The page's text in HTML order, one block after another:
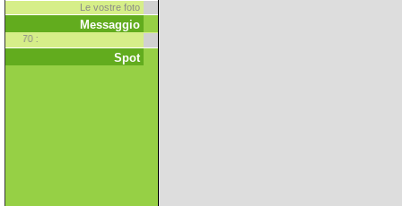
Le vostre foto
Messaggio
Spot